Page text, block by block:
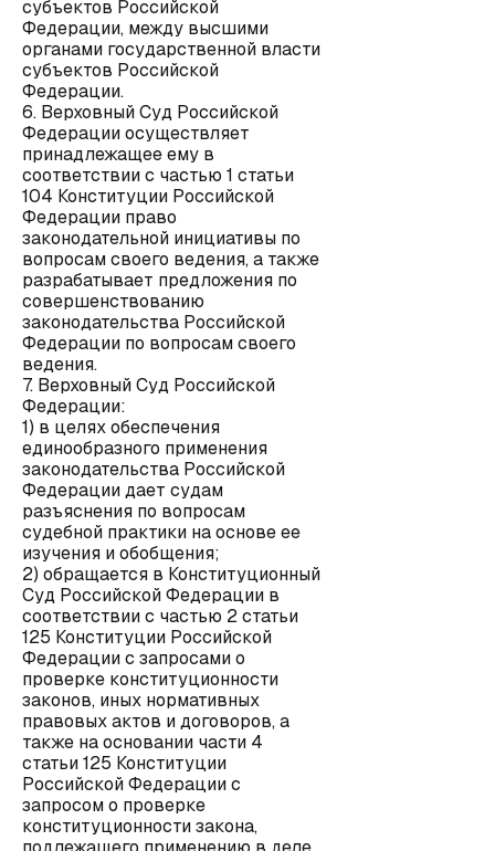
субъектов Российской
Федерации, между высшими
органами государственной власти
субъектов Российской
Федерации.
6. Верховный Суд Российской
Федерации осуществляет
принадлежащее ему в
соответствии с частью 1 статьи
104 Конституции Российской
Федерации право
законодательной инициативы по
вопросам своего ведения, а также
разрабатывает предложения по
совершенствованию
законодательства Российской
Федерации по вопросам своего
ведения.
7. Верховный Суд Российской
Федерации:
1) в целях обеспечения
единообразного применения
законодательства Российской
Федерации дает судам
разъяснения по вопросам
судебной практики на основе ее
изучения и обобщения;
2) обращается в Конституционный
Суд Российской Федерации в
соответствии с частью 2 статьи
125 Конституции Российской
Федерации с запросами о
проверке конституционности
законов, иных нормативных
правовых актов и договоров, а
также на основании части 4
статьи 125 Конституции
Российской Федерации с
запросом о проверке
конституционности закона,